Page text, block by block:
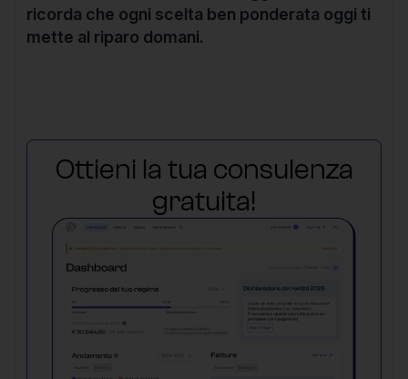
ricorda che ogni scelta ben ponderata oggi ti
mette al riparo domani.
Ottieni la tua consulenza
gratuita!